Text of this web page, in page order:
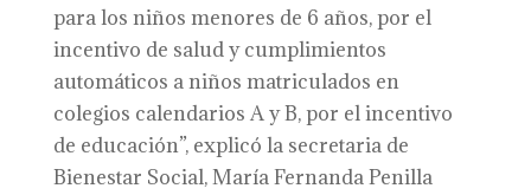
para los niños menores de 6 años, por el
incentivo de salud y cumplimientos
automáticos a niños matriculados en
colegios calendarios A y B, por el incentivo
de educación”, explicó la secretaria de
Bienestar Social, María Fernanda Penilla